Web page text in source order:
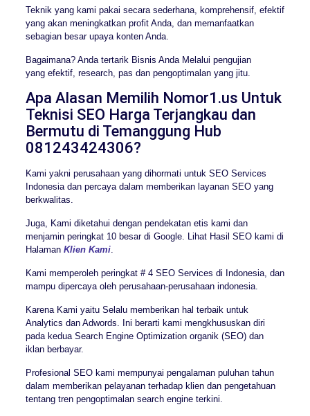
Teknik yang kami pakai secara sederhana, komprehensif, efektif
yang akan meningkatkan profit Anda, dan memanfaatkan
sebagian besar upaya konten Anda.
Bagaimana? Anda tertarik Bisnis Anda Melalui pengujian
yang efektif, research, pas dan pengoptimalan yang jitu.
Apa Alasan Memilih Nomor1.us Untuk
Teknisi SEO Harga Terjangkau dan
Bermutu di Temanggung Hub
081243424306?
Kami yakni perusahaan yang dihormati untuk SEO Services
Indonesia dan percaya dalam memberikan layanan SEO yang
berkwalitas.
Juga, Kami diketahui dengan pendekatan etis kami dan
menjamin peringkat 10 besar di Google. Lihat Hasil SEO kami di
Halaman Klien Kami.
Kami memperoleh peringkat # 4 SEO Services di Indonesia, dan
mampu dipercaya oleh perusahaan-perusahaan indonesia.
Karena Kami yaitu Selalu memberikan hal terbaik untuk
Analytics dan Adwords. Ini berarti kami mengkhususkan diri
pada kedua Search Engine Optimization organik (SEO) dan
iklan berbayar.
Profesional SEO kami mempunyai pengalaman puluhan tahun
dalam memberikan pelayanan terhadap klien dan pengetahuan
tentang tren pengoptimalan search engine terkini.